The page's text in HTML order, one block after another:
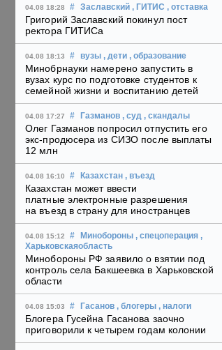
04.08 18:28 # Заславский , ГИТИС , отставка
Григорий Заславский покинул пост
ректора ГИТИСа
04.08 18:13 # вузы , дети , образование
Минобрнауки намерено запустить в
вузах курс по подготовке студентов к
семейной жизни и воспитанию детей
04.08 17:27 # Газманов , суд , скандалы
Олег Газманов попросил отпустить его
экс-продюсера из СИЗО после выплаты
12 млн
04.08 16:10 # Казахстан , въезд
Казахстан может ввести
платные электронные разрешения
на въезд в страну для иностранцев
04.08 15:12 # Минобороны , спецоперация ,
Харьковскаяобласть
Минобороны РФ заявило о взятии под
контроль села Бакшеевка в Харьковской
области
04.08 15:03 # Гасанов , блогеры , налоги
Блогера Гусейна Гасанова заочно
приговорили к четырем годам колонии